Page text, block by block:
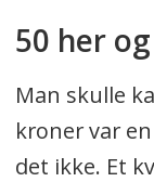
50 her
Man skulle
kroner var
det ikke. Et